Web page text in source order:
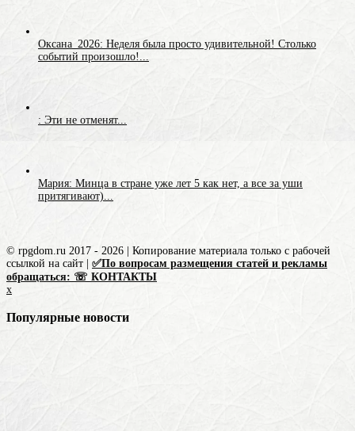
Оксана_2026: Неделя была просто удивительной! Столько
событий произошло!...
: Эти не отменят...
Мария: Минца в стране уже лет 5 как нет, а все за уши
притягивают)...
© rpgdom.ru 2017 - 2026 | Копирование материала только с рабочей
ссылкой на сайт | ✅По вопросам размещения статей и рекламы
обращаться: ☏ КОНТАКТЫ
x
Популярные новости